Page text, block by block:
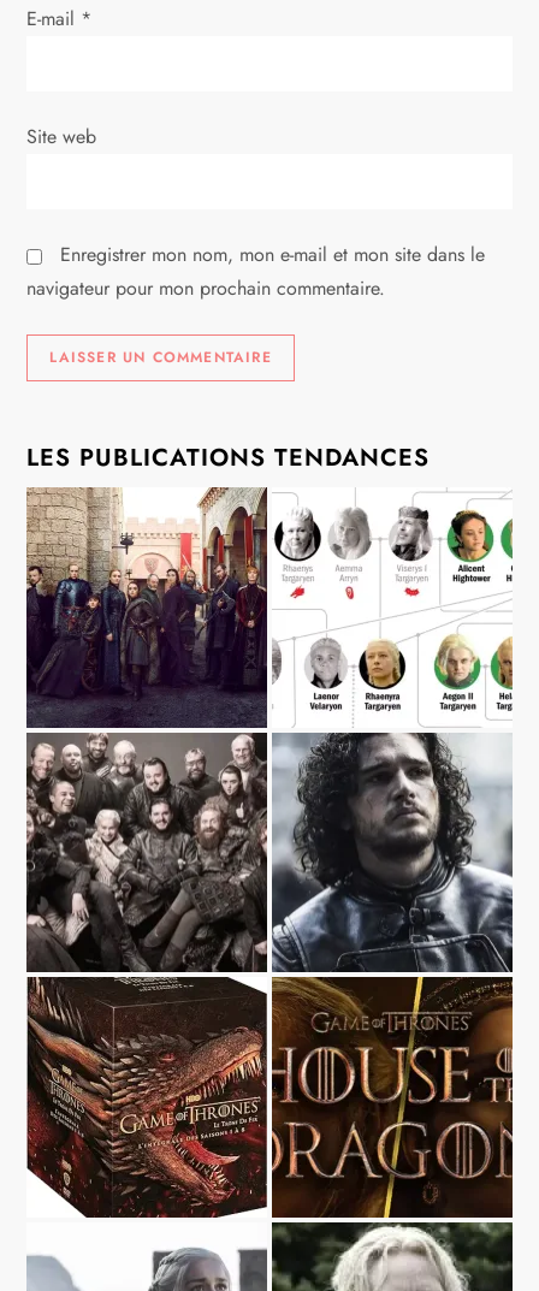
i
l
e
E-mail *
Site web
Enregistrer mon nom, mon e-mail et mon site dans le
navigateur pour mon prochain commentaire.
LES PUBLICATIONS TENDANCES